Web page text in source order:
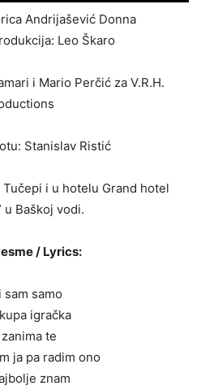
Andrijašević Donna
Leo Škaro
i Mario Perčić za V.R.H.
Stanislav Ristić
i u hotelu Grand hotel
u Baškoj vodi.
/ Lyrics:
sam samo
igračka
te
ja pa radim ono
znam